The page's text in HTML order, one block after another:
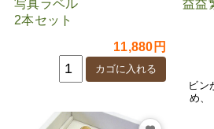
写真ラベル
2本セット
11,880円
益益
ビン
め、